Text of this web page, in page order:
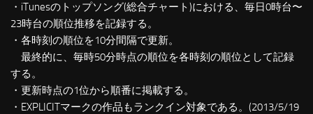
・iTunesのトップソング(総合チャート)における、毎日0時台〜
23時台の順位推移を記録する。
・各時刻の順位を10分間隔で更新。
最終的に、毎時50分時点の順位を各時刻の順位として記録
する。
・更新時点の1位から順番に掲載する。
・EXPLICITマークの作品もランクイン対象である。(2013/5/19